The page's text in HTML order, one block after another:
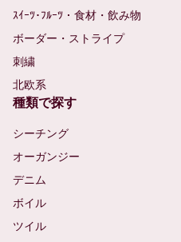
ｽｲｰﾂ･ﾌﾙｰﾂ・食材・飲み物
ボーダー・ストライプ
刺繍
北欧系
種類で探す
シーチング
オーガンジー
デニム
ボイル
ツイル